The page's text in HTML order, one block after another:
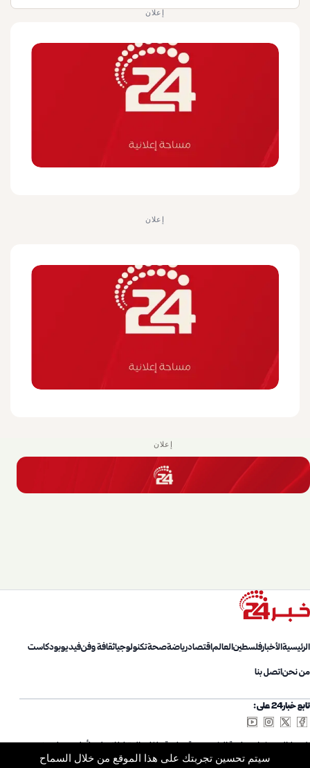
إعلان
إعلان
إعلان
الرئيسيةالأخبارفلسطينالعالماقتصادرياضةصحةتكنولوجياثقافة وفنفيديوبودكاست
من نحناتصل بنا
تابع خبار24 على:
شروط الاستخدامسياسة الخصوصيةسياسة ملفات الارتباطاتصل بناأعلن معنامن نحن
سيتم تحسين تجربتك على هذا الموقع من خلال السماح